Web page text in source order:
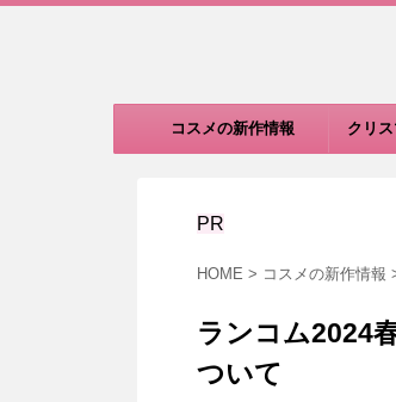
コスメの新作情報 クリ
PR
HOME > コスメの新作情報
ランコム2024
ついて